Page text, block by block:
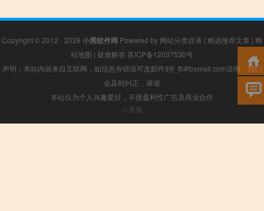
Copyright © 2012 - 2026 小黑软件网 Powered by 网站分类目录 | 精选推荐文章 | 网
站地图 | 疑难解答 苏ICP备12037530号
声明：本站内容来自互联网，如信息有错误可发邮件到f_fb#foxmail.com说明，我们
会及时纠正，谢谢
本站仅为个人兴趣爱好，不接盈利性广告及商业合作
小男孩